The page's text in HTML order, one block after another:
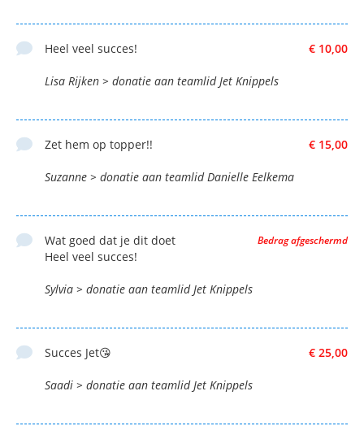
€ 10,00
Heel veel succes!
Lisa Rijken > donatie aan teamlid Jet Knippels
€ 15,00
Zet hem op topper!!
Suzanne > donatie aan teamlid Danielle Eelkema
Bedrag afgeschermd
Wat goed dat je dit doet
Heel veel succes!
Sylvia > donatie aan teamlid Jet Knippels
€ 25,00
Succes Jet😘
Saadi > donatie aan teamlid Jet Knippels